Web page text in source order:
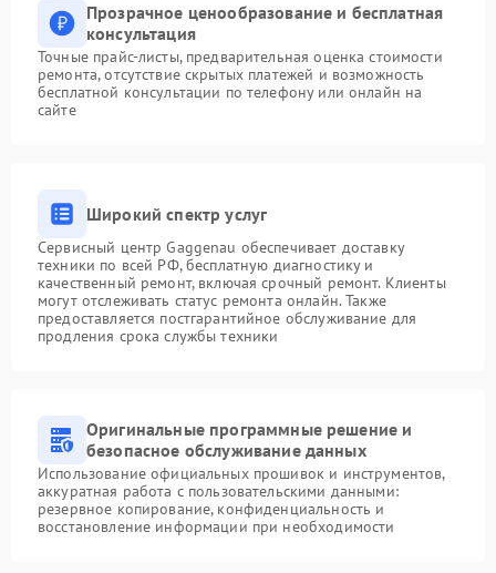
Прозрачное ценообразование и бесплатная
консультация
Точные прайс-листы, предварительная оценка стоимости
ремонта, отсутствие скрытых платежей и возможность
бесплатной консультации по телефону или онлайн на
сайте
Широкий спектр услуг
Сервисный центр Gaggenau обеспечивает доставку
техники по всей РФ, бесплатную диагностику и
качественный ремонт, включая срочный ремонт. Клиенты
могут отслеживать статус ремонта онлайн. Также
предоставляется постгарантийное обслуживание для
продления срока службы техники
Оригинальные программные решение и
безопасное обслуживание данных
Использование официальных прошивок и инструментов,
аккуратная работа с пользовательскими данными:
резервное копирование, конфиденциальность и
восстановление информации при необходимости